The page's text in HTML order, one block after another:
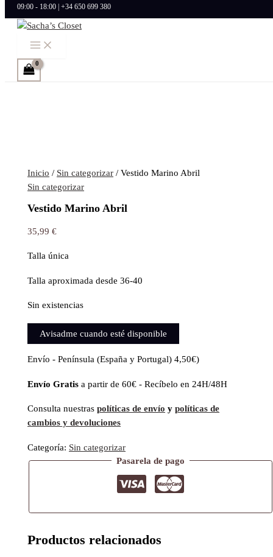
Ir al contenido
09:00 - 18:00 | +34 650 699 380
Inicio / Sin categorizar / Vestido Marino Abril
Sin categorizar
Vestido Marino Abril
35,99€
Talla única
Talla aproximada desde 36-40
Sin existencias
Avisadme cuando esté disponible
Envío - Península (España y Portugal) 4,50€)
Envío Gratis a partir de 60€ - Recíbelo en 24H/48H
Consulta nuestraspolíticas de envío ypolíticas de
cambios y devoluciones
Categoría: Sin categorizar
Pasarela de pago
Productos relacionados